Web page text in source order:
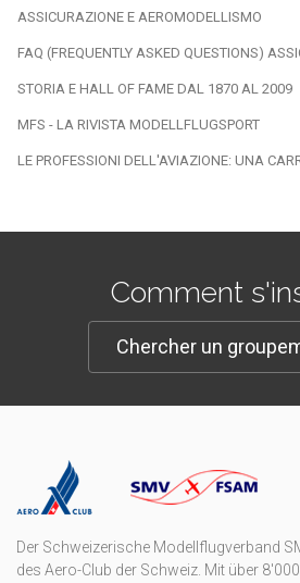
ASSICURAZIONE E AEROMODELLISMO
FAQ (FREQUENTLY ASKED QUESTIONS)
STORIA E HALL OF FAME DAL 1870 AL 2009
MFS - LA RIVISTA MODELLFLUGSPORT
LE PROFESSIONI DELL'AVIAZIONE: UNA
Comment
Chercher un
Der Schweizerische Modellflugverband
des Aero-Club der Schweiz. Mit über